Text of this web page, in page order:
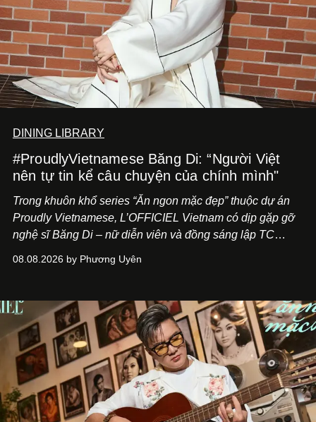
DINING LIBRARY
#ProudlyVietnamese Băng Di: “Người Việt
nên tự tin kể câu chuyện của chính mình"
Trong khuôn khổ series “Ăn ngon mặc đẹp” thuộc dự án
Proudly Vietnamese, L’OFFICIEL Vietnam có dịp gặp gỡ
nghệ sĩ Băng Di – nữ diễn viên và đồng sáng lập TC
Kitchen Bar và SALEM tại TP.HCM.
08.08.2026 by Phương Uyên